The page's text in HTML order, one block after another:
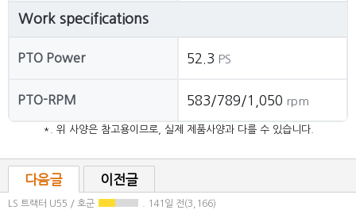
Work specifications
PTO Power 52.3 PS
PTO-RPM 583/789/1,050 rpm
*. 위 사양은 참고용이므로, 실제 제품사양과 다를 수 있습니다.
다음글 이전글
LS 트랙터 U55 / 호군 . 141일 전(3,166)